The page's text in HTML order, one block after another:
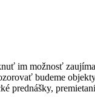
im možnosť
budeme
prednášky,